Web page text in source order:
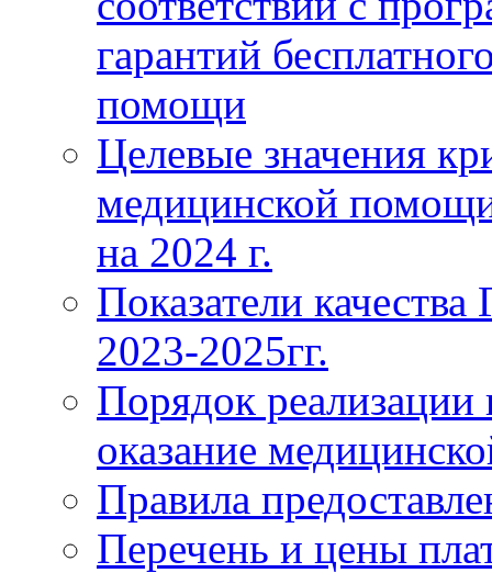
гарантий
помощи
Целевые значения
медицинской
на 2024 г.
Показатели
2023-2025гг.
Порядок реализации
оказание
Правила
Перечень и цены